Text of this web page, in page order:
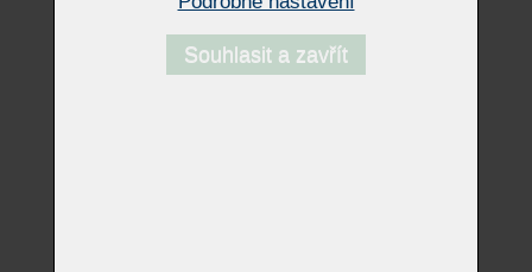
Souhlasit a zavřít